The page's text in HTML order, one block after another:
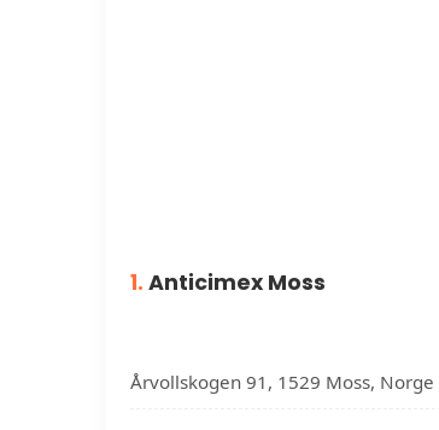
1. Anticimex Moss
Årvollskogen 91, 1529 Moss, Norge